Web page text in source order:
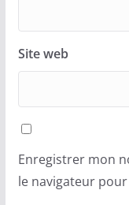
Site web
Enregistrer mon
le navigateur